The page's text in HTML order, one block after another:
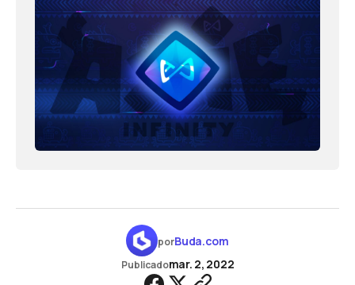
porBuda.com
Publicadomar. 2, 2022